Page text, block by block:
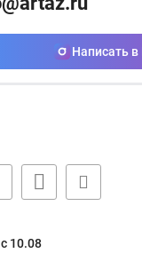
Написать в
10.08